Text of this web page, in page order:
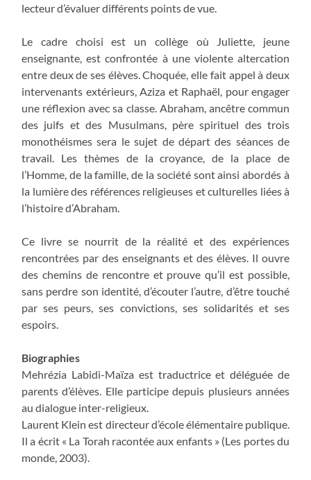
lecteur d’évaluer différents points de vue.
Le cadre choisi est un collège où Juliette, jeune
enseignante, est confrontée à une violente altercation
entre deux de ses élèves. Choquée, elle fait appel à deux
intervenants extérieurs, Aziza et Raphaël, pour engager
une réflexion avec sa classe. Abraham, ancêtre commun
des juifs et des Musulmans, père spirituel des trois
monothéismes sera le sujet de départ des séances de
travail. Les thèmes de la croyance, de la place de
l’Homme, de la famille, de la société sont ainsi abordés à
la lumière des références religieuses et culturelles liées à
l’histoire d’Abraham.
Ce livre se nourrit de la réalité et des expériences
rencontrées par des enseignants et des élèves. Il ouvre
des chemins de rencontre et prouve qu’il est possible,
sans perdre son identité, d’écouter l’autre, d’être touché
par ses peurs, ses convictions, ses solidarités et ses
espoirs.
Biographies
Mehrézia Labidi-Maïza est traductrice et déléguée de
parents d’élèves. Elle participe depuis plusieurs années
au dialogue inter-religieux.
Laurent Klein est directeur d’école élémentaire publique.
Il a écrit « La Torah racontée aux enfants » (Les portes du
monde, 2003).